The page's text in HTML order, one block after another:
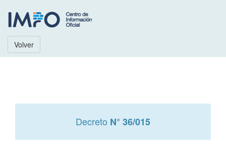
Volver
Decreto N° 36/015